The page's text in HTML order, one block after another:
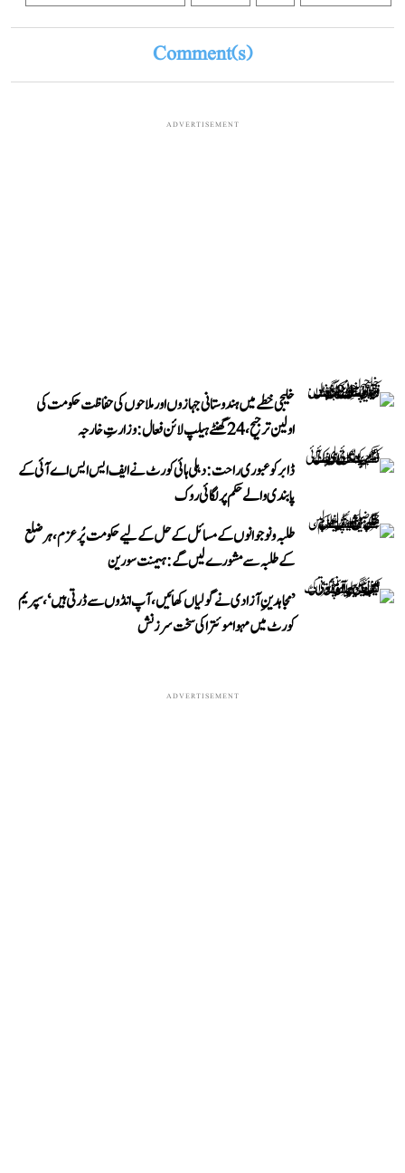
Comment(s)
ADVERTISEMENT
خلیجی خطے میں ہندوستانی جہازوں اور ملاحوں کی حفاظت حکومت کی
اولین ترجیح، 24 گھنٹے ہیلپ لائن فعال: وزارتِ خارجہ
ڈابر کو عبوری راحت: دہلی ہائی کورٹ نے ایف ایس ایس اے آئی کے
پابندی والے حکم پر لگائی روک
طلبہ و نوجوانوں کے مسائل کے حل کے لیے حکومت پُرعزم، ہر ضلع
کے طلبہ سے مشورے لیں گے: ہیمنت سورین
’مجاہدینِ آزادی نے گولیاں کھائیں، آپ انڈوں سے ڈرتی ہیں‘، سپریم
کورٹ میں مہوا موئترا کی سخت سرزنش
ADVERTISEMENT